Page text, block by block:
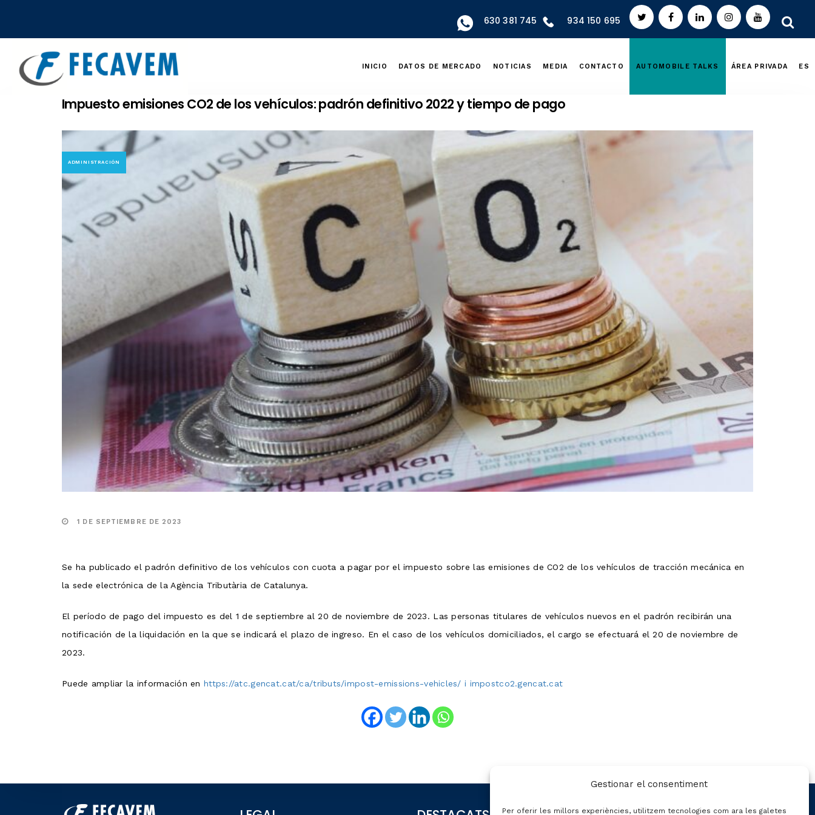
Gestionar el consentiment
Per oferir les millors experiències, utilitzem tecnologies com ara les galetes
navigation
630 381 745 934 150 695
INICIO DATOS DE MERCADO NOTICIAS MEDIA CONTACTO AUTOMOBILE TALKS ÁREA PRIVADA ES
Impuesto emisiones CO2 de los vehículos: padrón definitivo 2022 y tiempo de pago
ADMINISTRACIÓN
1 DE SEPTIEMBRE DE 2023
Se ha publicado el padrón definitivo de los vehículos con cuota a pagar por el impuesto sobre las emisiones de CO2 de los vehículos de tracción mecánica en
la sede electrónica de la Agència Tributària de Catalunya.
El período de pago del impuesto es del 1 de septiembre al 20 de noviembre de 2023. Las personas titulares de vehículos nuevos en el padrón recibirán una
notificación de la liquidación en la que se indicará el plazo de ingreso. En el caso de los vehículos domiciliados, el cargo se efectuará el 20 de noviembre de
2023.
Puede ampliar la información en https://atc.gencat.cat/ca/tributs/impost-emissions-vehicles/ i impostco2.gencat.cat